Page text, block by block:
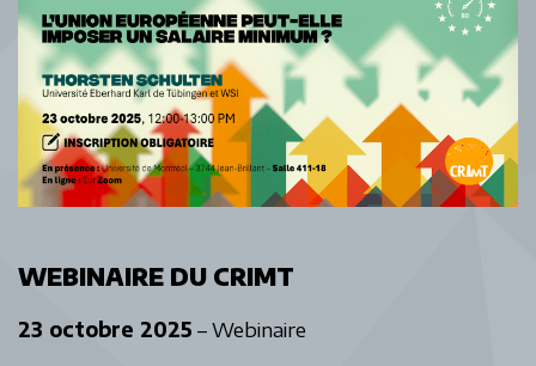
WEBINAIRE DU CRIMT
23 octobre 2025 – Webinaire